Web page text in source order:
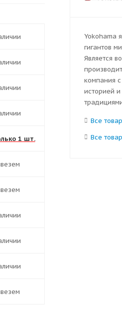
1 шт.
Yokohama
гигантов
Является
компания
историей
Все
Все